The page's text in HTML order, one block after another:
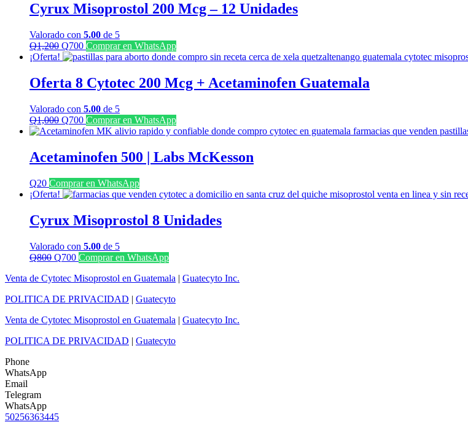
Cyrux Misoprostol 200 Mcg – 12 Unidades
Valorado con 5.00 de 5
Q1,200 El
precio
era:
Q1,200.
Q700El
precio
es:
Q700.
Comprar en WhatsApp
¡Oferta!
Oferta 8 Cytotec 200 Mcg + Acetaminofen Guatemala
Valorado con 5.00 de 5
Q1,000 El
precio
Q1,000.
Q700El
precio
Q700.
Comprar en WhatsApp
Acetaminofen 500 | Labs McKesson
Q20 Comprar en WhatsApp
¡Oferta!
Cyrux Misoprostol 8 Unidades
Valorado con 5.00 de 5
Q800 El
original
Q800.
Q700El
actual
Q700.
Comprar en WhatsApp
Venta de Cytotec Misoprostol en Guatemala | Guatecyto Inc.
POLITICA DE PRIVACIDAD | Guatecyto
Venta de Cytotec Misoprostol en Guatemala | Guatecyto Inc.
POLITICA DE PRIVACIDAD | Guatecyto
Phone
WhatsApp
Email
Telegram
WhatsApp
50256363445